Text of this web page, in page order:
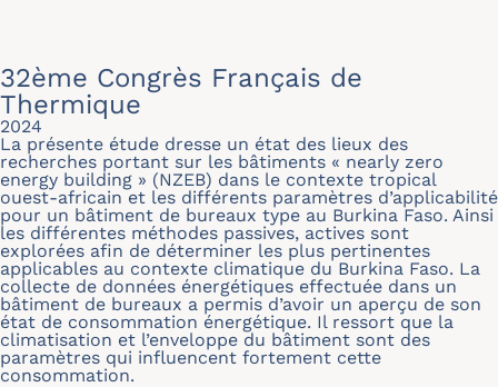
32ème Congrès Français de
Thermique
2024
La présente étude dresse un état des lieux des
recherches portant sur les bâtiments « nearly zero
energy building » (NZEB) dans le contexte tropical
ouest-africain et les différents paramètres d’applicabilité
pour un bâtiment de bureaux type au Burkina Faso. Ainsi
les différentes méthodes passives, actives sont
explorées afin de déterminer les plus pertinentes
applicables au contexte climatique du Burkina Faso. La
collecte de données énergétiques effectuée dans un
bâtiment de bureaux a permis d’avoir un aperçu de son
état de consommation énergétique. Il ressort que la
climatisation et l’enveloppe du bâtiment sont des
paramètres qui influencent fortement cette
consommation.